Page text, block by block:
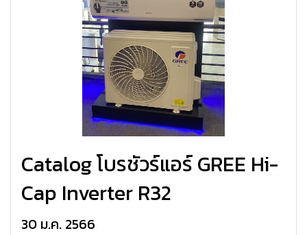
Catalog โบรชัวร์แอร์ GREE Hi-
Cap Inverter R32
30 ม.ค. 2566